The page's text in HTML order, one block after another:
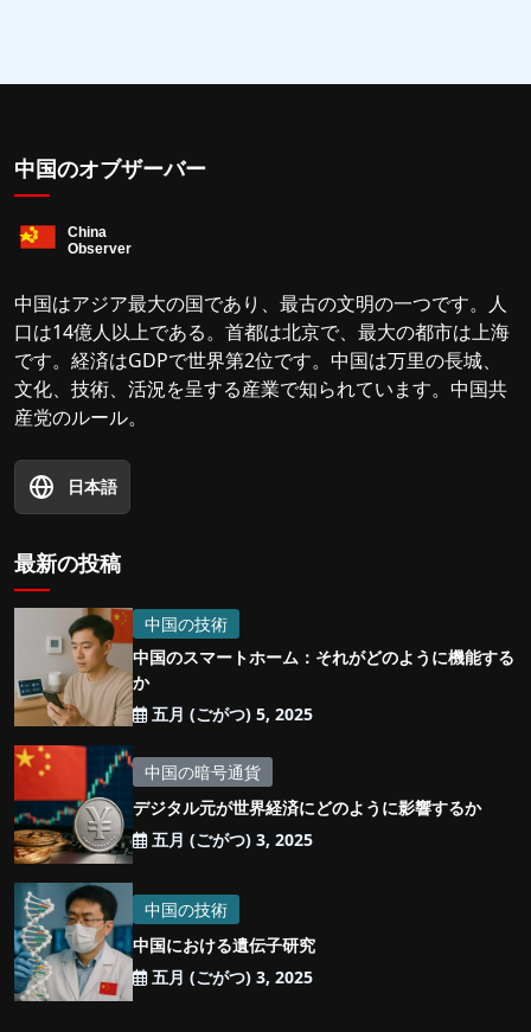
中国のオブザーバー
中国はアジア最大の国であり、最古の文明の一つです。人
口は14億人以上である。首都は北京で、最大の都市は上海
です。経済はGDPで世界第2位です。中国は万里の長城、
文化、技術、活況を呈する産業で知られています。中国共
産党のルール。
日本語
最新の投稿
中国の技術
中国のスマートホーム：それがどのように機能する
か
五月 (ごがつ) 5, 2025
中国の暗号通貨
デジタル元が世界経済にどのように影響するか
五月 (ごがつ) 3, 2025
中国の技術
中国における遺伝子研究
五月 (ごがつ) 3, 2025